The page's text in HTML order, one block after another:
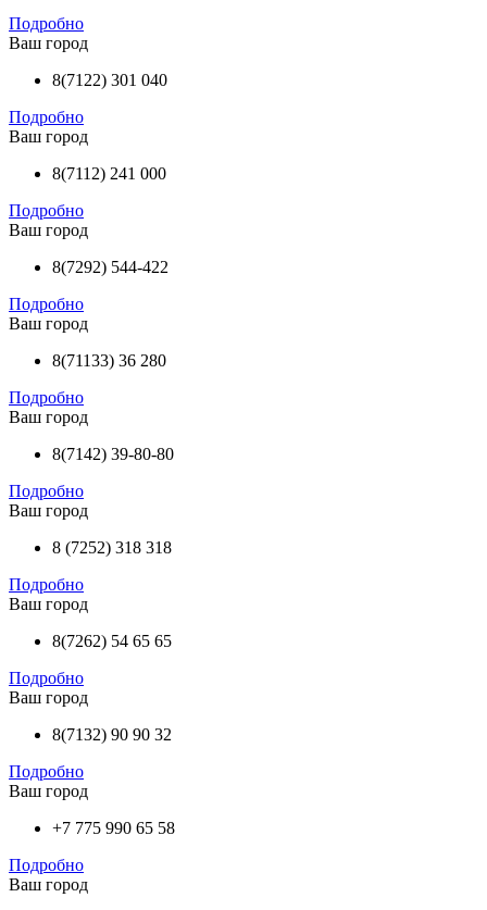
Подробно
Ваш город
8(7122) 301 040
Подробно
Ваш город
8(7112) 241 000
Подробно
Ваш город
8(7292) 544-422
Подробно
Ваш город
8(71133) 36 280
Подробно
Ваш город
8(7142) 39-80-80
Подробно
Ваш город
8 (7252) 318 318
Подробно
Ваш город
8(7262) 54 65 65
Подробно
Ваш город
8(7132) 90 90 32
Подробно
Ваш город
+7 775 990 65 58
Подробно
Ваш город